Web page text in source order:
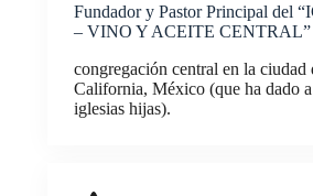
Fundador y Pastor Principal del
– VINO Y ACEITE CENTRAL”
congregación central en la ciudad
California, México (que ha dado
iglesias hijas).